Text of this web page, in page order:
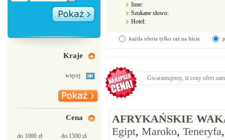
Kraje
więcej
Cena
do 1000 zł
do 1500 zł
Inne:
Szukane słowo:
Hotel:
każda oferta tylko raz na liście
Gwarantujemy, iż ceny ofert
AFRYKAŃSKIE
Egipt, Maroko, Teneryfa